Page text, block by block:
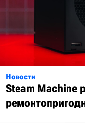
Новости
Steam Machine